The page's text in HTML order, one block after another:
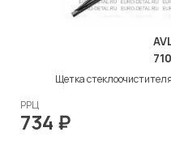
Щетка
РРЦ
734 ₽